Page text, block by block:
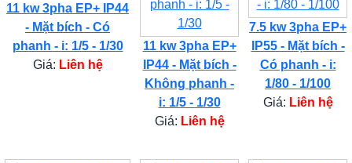
11 kw 3pha EP+ IP44
- Mặt bích - Có
phanh - i: 1/5 - 1/30
Giá: Liên hệ
11 kw 3pha EP+
IP44 - Mặt bích -
Không phanh -
i: 1/5 - 1/30
Giá: Liên hệ
7.5 kw 3pha EP+
IP55 - Mặt bích -
Có phanh - i:
1/80 - 1/100
Giá: Liên hệ